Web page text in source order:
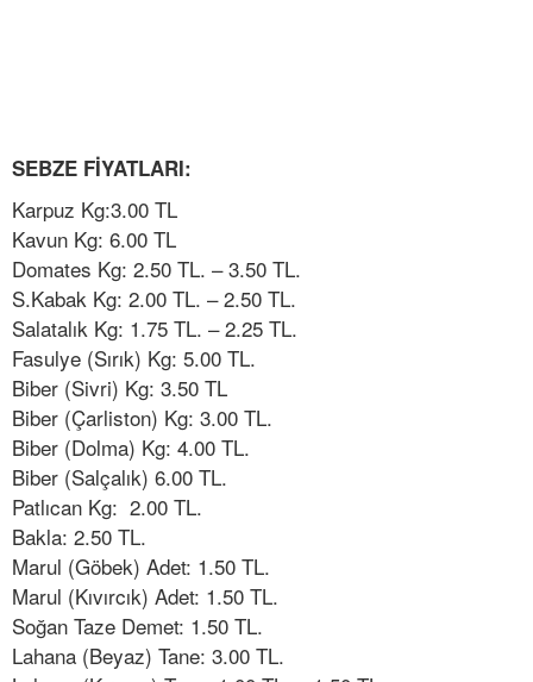
SEBZE FİYATLARI:
Karpuz Kg:3.00 TL
Kavun Kg: 6.00 TL
Domates Kg: 2.50 TL. – 3.50 TL.
S.Kabak Kg: 2.00 TL. – 2.50 TL.
Salatalık Kg: 1.75 TL. – 2.25 TL.
Fasulye (Sırık) Kg: 5.00 TL.
Biber (Sivri) Kg: 3.50 TL
Biber (Çarliston) Kg: 3.00 TL.
Biber (Dolma) Kg: 4.00 TL.
Biber (Salçalık) 6.00 TL.
Patlıcan Kg: 2.00 TL.
Bakla: 2.50 TL.
Marul (Göbek) Adet: 1.50 TL.
Marul (Kıvırcık) Adet: 1.50 TL.
Soğan Taze Demet: 1.50 TL.
Lahana (Beyaz) Tane: 3.00 TL.